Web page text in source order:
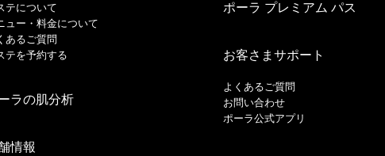
テについて
ュー・料金について
あるご質問
テを予約する
ラの肌分析
情報
ポーラ プレミアム パス
お客さまサポート
よくあるご質問
お問い合わせ
ポーラ公式アプリ